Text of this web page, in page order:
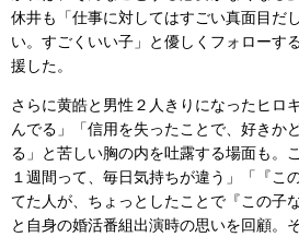
休井も「仕事に対してはすごい真面目だ
い。すごくいい子」と優しくフォローす
援した。
さらに黄皓と男性２人きりになったヒロ
んでる」「信用を失ったことで、好きか
る」と苦しい胸の内を吐露する場面も。
１週間って、毎日気持ちが違う」「『こ
てた人が、ちょっとしたことで『この子
と自身の婚活番組出演時の思いを回顧。